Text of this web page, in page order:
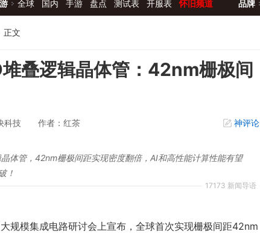
全球 国内 手游 盘点 测试表 开服表 怀旧频道 品牌
正文
叠逻辑晶体管：42nm栅极间
科技 作者：红茶 神评论
17173 新闻导语
体管，42nm栅极间距实现密度翻倍，AI和高性能计算性能有望
！
规模集成电路研讨会上宣布，全球首次实现栅极间距42nm